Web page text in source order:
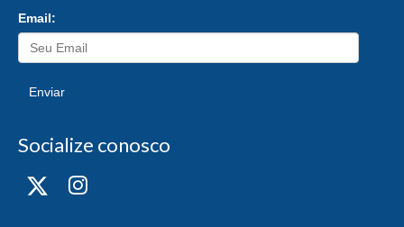
Email:
Enviar
Socialize conosco